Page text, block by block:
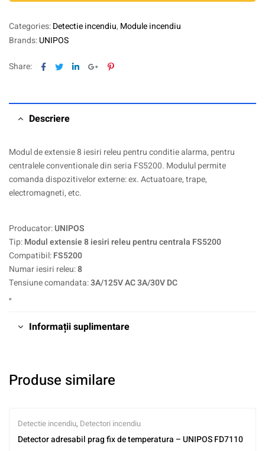
Categories:Detectie incendiu, Module incendiu
Brands:UNIPOS
Share: Facebook
TwitterLinkedinGoogle+Pinterest
Descriere
Modul de extensie 8 iesiri releu pentru conditie alarma, pentru
centralele conventionale din seria FS5200. Modulul permite
comanda dispozitivelor externe: ex. Actuatoare, trape,
electromagneti, etc.
Producator:UNIPOS
Tip:Modul extensie 8 iesiri releu pentru centrala FS5200
Compatibil:FS5200
Numar iesiri releu:8
Tensiune comandata:3A/125V AC 3A/30V DC
„
Informații suplimentare
Produse similare
Detectie incendiu, Detectori incendiu
Detector adresabil prag fix de temperatura – UNIPOS FD7110